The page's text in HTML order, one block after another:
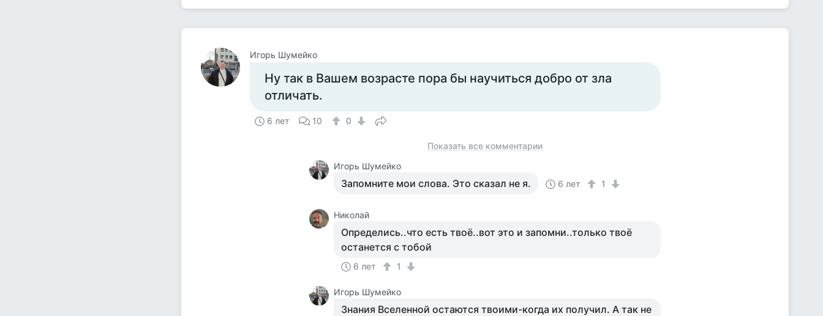
Игорь Шумейко
Ну так в Вашем возрасте пора бы научиться добро от зла
отличать.
6 лет 10 0
Показать все комментарии
Игорь Шумейко
Запомните мои слова. Это сказал не я. 6 лет 1
Николай
Определись..что есть твоё..вот это и запомни..только твоё
останется с тобой
6 лет 1
Игорь Шумейко
Знания Вселенной остаются твоими-когда их получил. А так не